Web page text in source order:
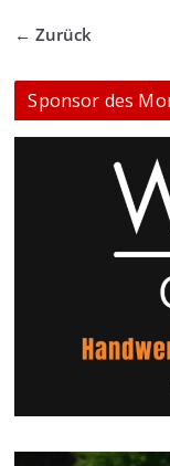
← Zurück
Sponsor des